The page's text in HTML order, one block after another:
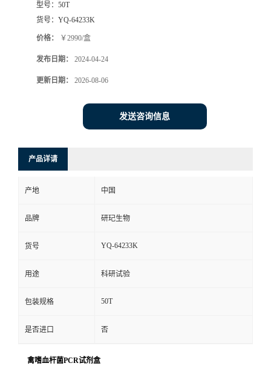
型号： 50T
货号： YQ-64233K
价格： ￥2990/盒
发布日期： 2024-04-24
更新日期： 2026-08-06
发送咨询信息
产品详请
产地 中国
品牌 研玘生物
货号 YQ-64233K
用途 科研试验
包装规格 50T
是否进口 否
禽嗜血杆菌PCR试剂盒